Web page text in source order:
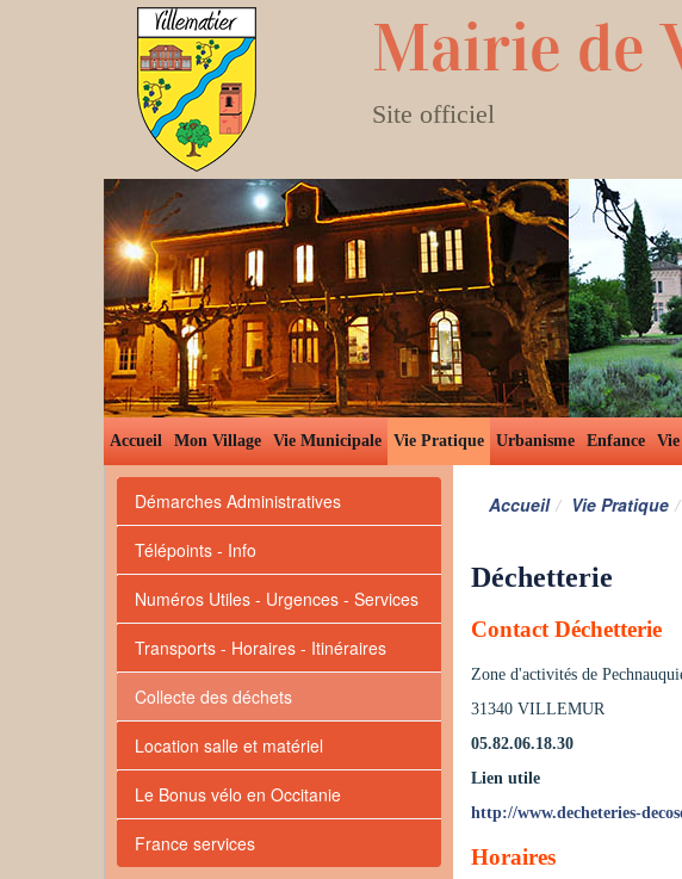
Mairie de
Site officiel
Accueil Mon Village Vie Municipale Vie Pratique Urbanisme Enfance
Accueil Vie Pratique
Déchetterie
Contact Déchetterie
Zone d'activités de
31340 VILLEMUR
05.82.06.18.30
Lien utile
http://www.decheteries-
Horaires
Démarches Administratives
Télépoints - Info
Numéros Utiles - Urgences - Services
Transports - Horaires - Itinéraires
Collecte des déchets
Location salle et matériel
Le Bonus vélo en Occitanie
France services